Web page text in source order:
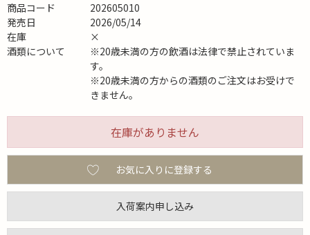
商品コード
202605010
発売日
2026/05/14
在庫
×
酒類について
※20歳未満の方の飲酒は法律で禁止されていま
す。
※20歳未満の方からの酒類のご注文はお受けで
きません。
お気に入りに登録する
入荷案内申し込み
在庫がありません